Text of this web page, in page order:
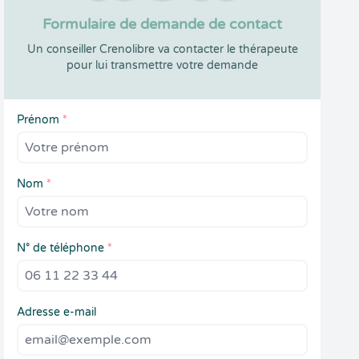
Formulaire de demande de contact
Un conseiller Crenolibre va contacter le thérapeute
pour lui transmettre votre demande
Prénom *
Nom *
N° de téléphone *
Adresse e-mail